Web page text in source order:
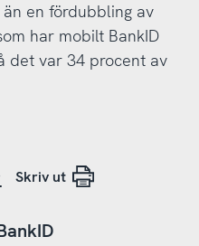
en fördubbling av
har mobilt BankID
det var 34 procent av
Skriv ut